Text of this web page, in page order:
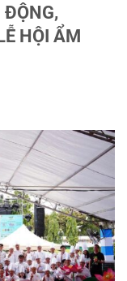
ĐỘNG,
HỘI ẨM